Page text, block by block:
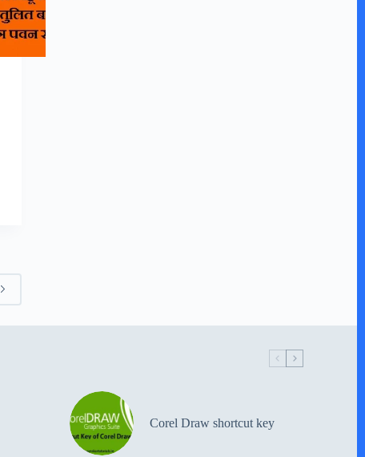
Corel Draw shortcut key